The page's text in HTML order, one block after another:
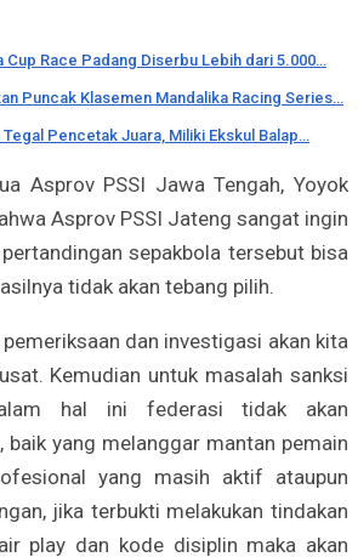
Cup Race Padang Diserbu Lebih dari 5.000…
Puncak Klasemen Mandalika Racing Series…
Pencetak Juara, Miliki Ekskul Balap…
Asprov PSSI Jawa Tengah, Yoyok
Asprov PSSI Jateng sangat ingin
sepakbola tersebut bisa
tidak akan tebang pilih.
dan investigasi akan kita
Kemudian untuk masalah sanksi
hal ini federasi tidak akan
baik yang melanggar mantan pemain
yang masih aktif ataupun
jika terbukti melakukan tindakan
play dan kode disiplin maka akan